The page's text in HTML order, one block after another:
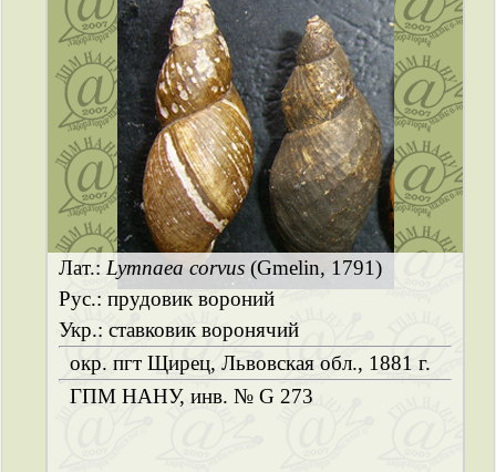
Лат.: Lymnaea corvus(Gmelin, 1791)
Рус.: прудовик вороний
Укр.: ставковик воронячий
окр. пгт Щирец, Львовская обл., 1881 г.
ГПМ НАНУ, инв. № G 273